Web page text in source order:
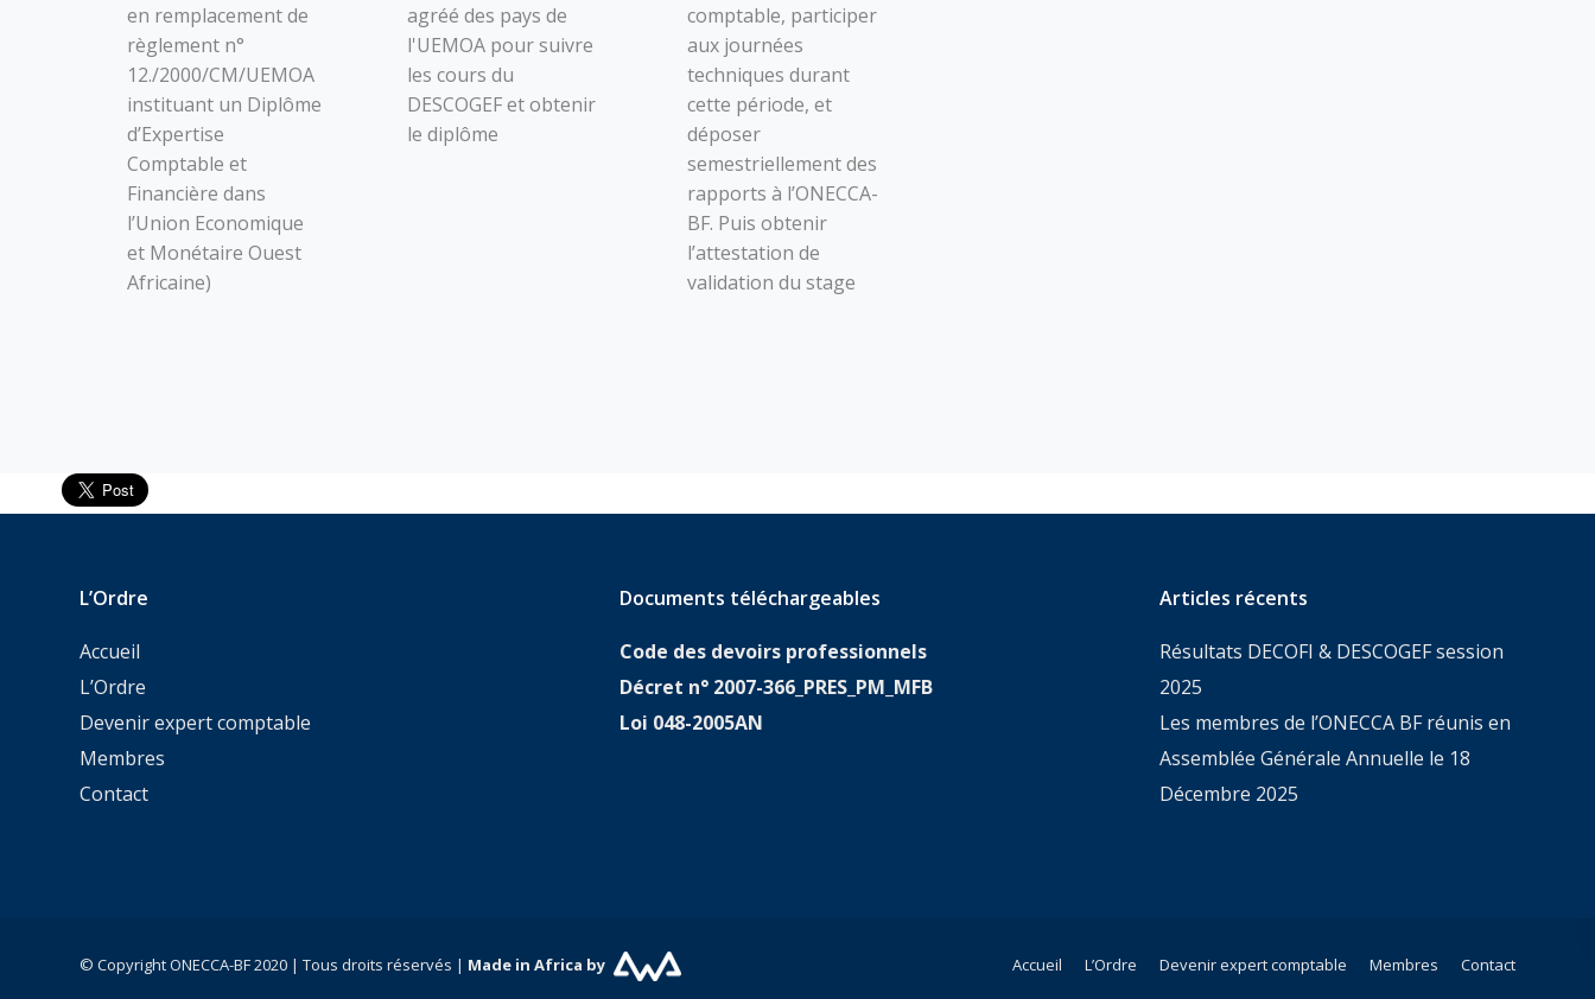
en remplacement de
règlement n°
12./2000/CM/UEMOA
instituant un Diplôme
d’Expertise
Comptable et
Financière dans
l’Union Economique
et Monétaire Ouest
Africaine)
agréé des pays de
l'UEMOA pour suivre
les cours du
DESCOGEF et obtenir
le diplôme
comptable, participer
aux journées
techniques durant
cette période, et
déposer
semestriellement des
rapports à l’ONECCA-
BF. Puis obtenir
l’attestation de
validation du stage
L’Ordre
Accueil
L’Ordre
Devenir expert comptable
Membres
Contact
Documents téléchargeables
Code des devoirs professionnels
Décret n° 2007-366_PRES_PM_MFB
Loi 048-2005AN
Articles récents
Résultats DECOFI & DESCOGEF session
2025
Les membres de l’ONECCA BF réunis en
Assemblée Générale Annuelle le 18
Décembre 2025
© Copyright ONECCA-BF 2020 | Tous droits réservés | Made in Africa by Accueil L’Ordre Devenir expert comptable Membres Contact